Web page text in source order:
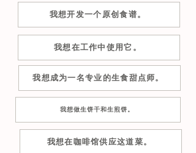
我想开发一个原创食谱。
我想在工作中使用它。
我想成为一名专业的生食甜点师。
我想做生饼干和生煎饼。
我想在咖啡馆供应这道菜。